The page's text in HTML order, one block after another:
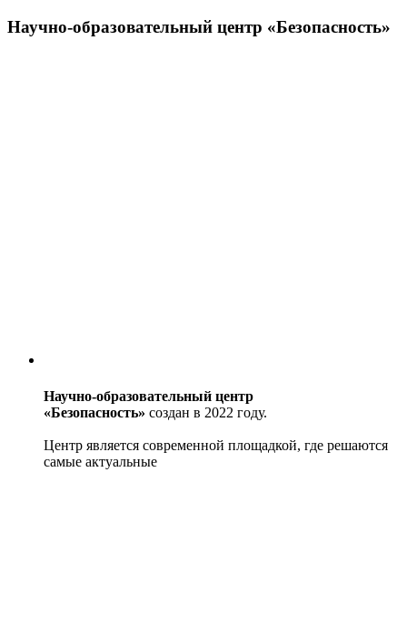
Научно-образовательный центр «Безопасность»
Научно-образовательный центр
«Безопасность» создан в 2022 году.
Центр является современной площадкой, где решаются
самые актуальные